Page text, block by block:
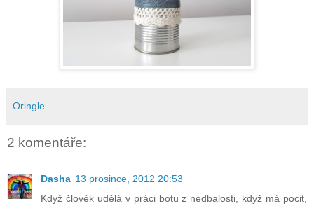
Oringle
2 komentáře:
Dasha 13 prosince, 2012 20:53
Když člověk udělá v práci botu z nedbalosti, když má pocit,